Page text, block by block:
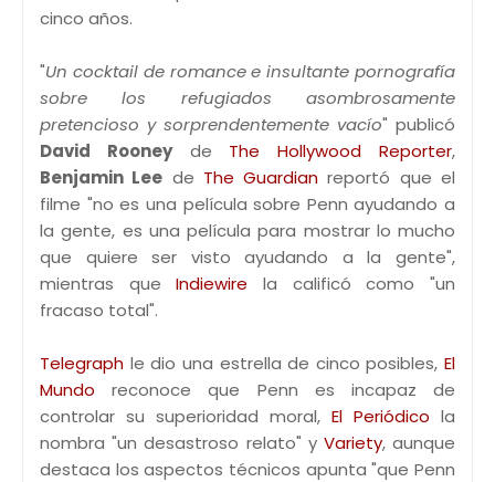
cinco años.
"Un cocktail de romance e insultante pornografía
sobre los refugiados asombrosamente
pretencioso y sorprendentemente vacío" publicó
David Rooneyde The Hollywood Reporter,
Benjamin Lee de The Guardian reportó que el
filme "no es una película sobre Penn ayudando a
la gente, es una película para mostrar lo mucho
que quiere ser visto ayudando a la gente",
mientras queIndiewire la calificó como "un
fracaso total".
Telegraph le dio una estrella de cinco posibles, El
Mundo reconoce que Penn es incapaz de
controlar su superioridad moral, El Periódico la
nombra "un desastroso relato" y Variety, aunque
destaca los aspectos técnicos apunta "que Penn